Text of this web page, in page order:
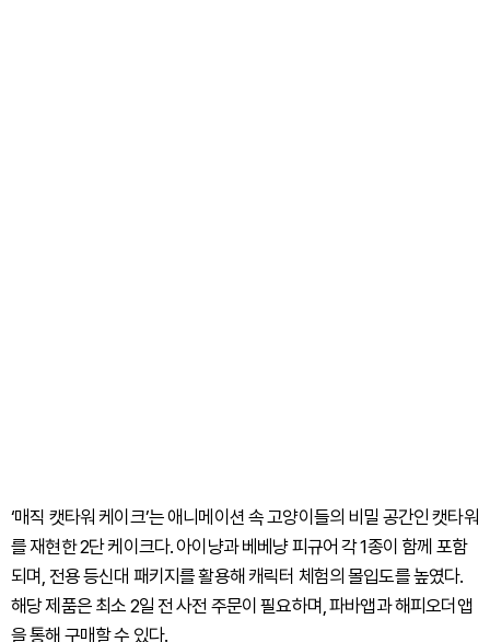
‘매직 캣타워 케이크’는 애니메이션 속 고양이들의 비밀 공간인 캣타워
를 재현한 2단 케이크다. 아이냥과 베베냥 피규어 각 1종이 함께 포함
되며, 전용 등신대 패키지를 활용해 캐릭터 체험의 몰입도를 높였다.
해당 제품은 최소 2일 전 사전 주문이 필요하며, 파바앱과 해피오더앱
을 통해 구매할 수 있다.